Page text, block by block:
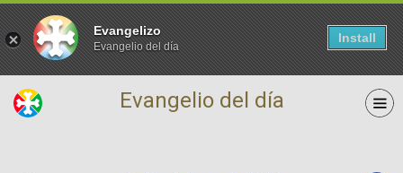
Evangelizo
Evangelio del día
Install
Evangelio del día